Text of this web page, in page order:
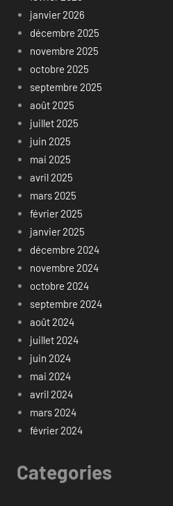
janvier 2026
décembre 2025
novembre 2025
octobre 2025
septembre 2025
août 2025
juillet 2025
juin 2025
mai 2025
avril 2025
mars 2025
février 2025
janvier 2025
décembre 2024
novembre 2024
octobre 2024
septembre 2024
août 2024
juillet 2024
juin 2024
mai 2024
avril 2024
mars 2024
février 2024
Categories